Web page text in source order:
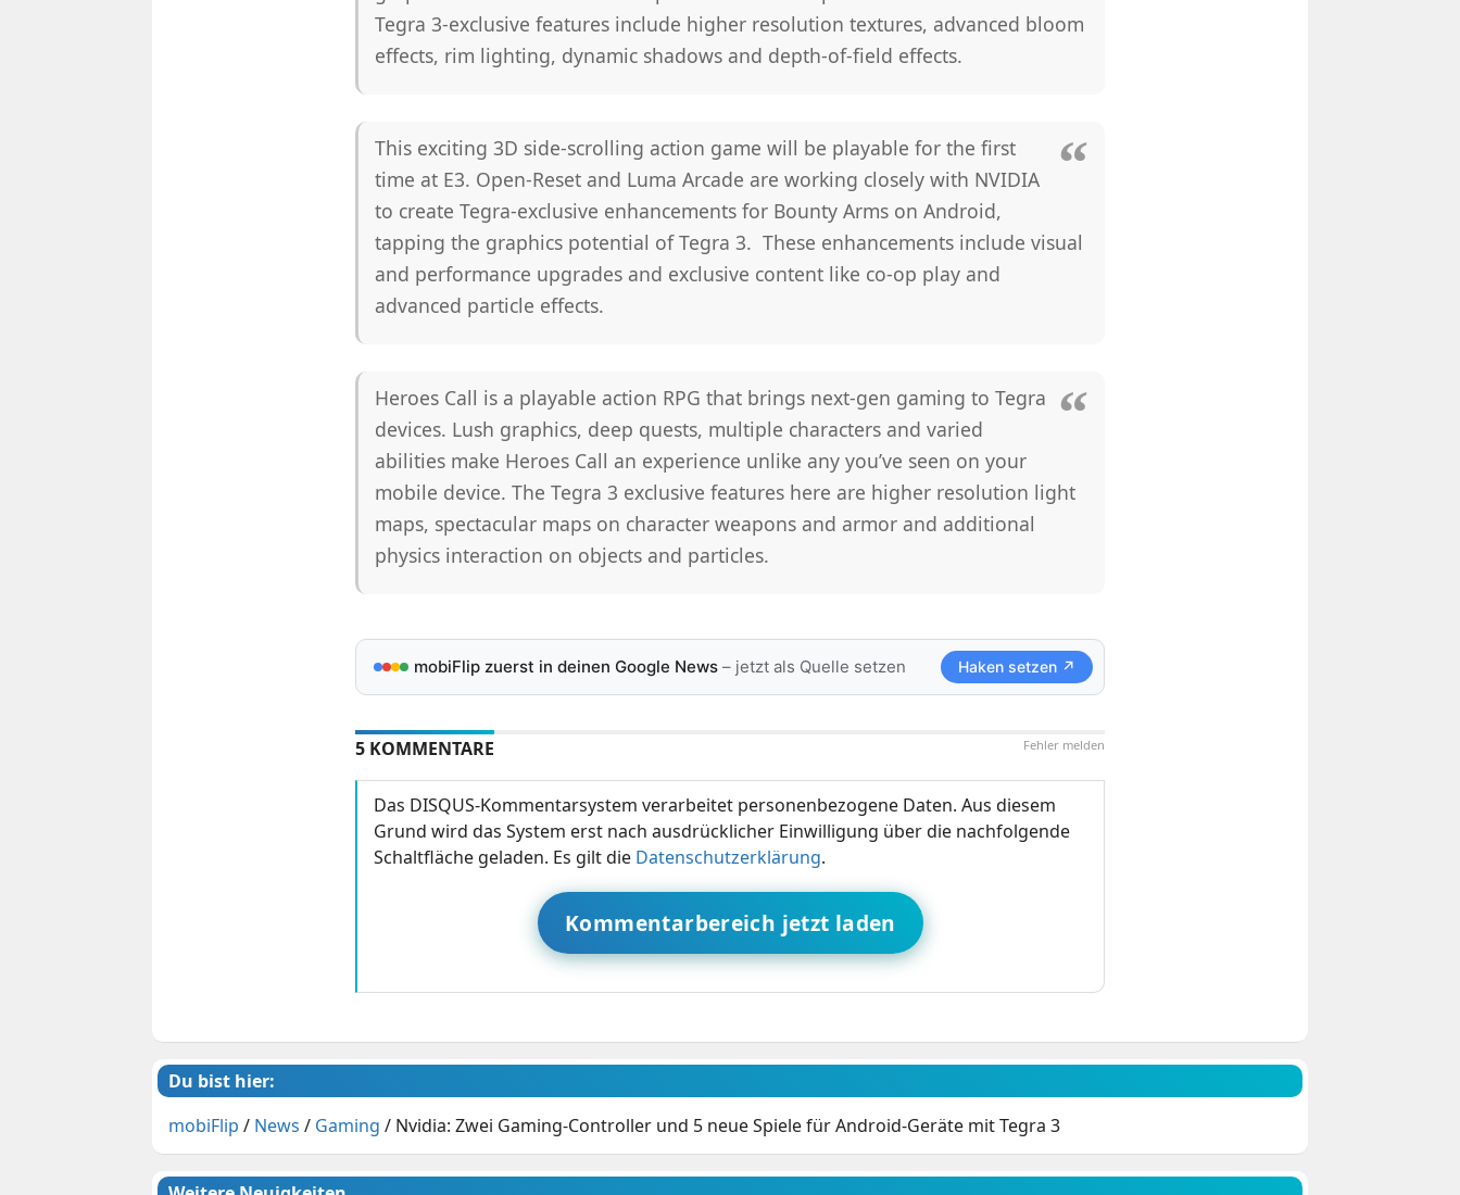
Tegra 3-exclusive features include higher resolution textures, advanced bloom
effects, rim lighting, dynamic shadows and depth-of-field effects.
This exciting 3D side-scrolling action game will be playable for the first
time at E3. Open-Reset and Luma Arcade are working closely with NVIDIA
to create Tegra-exclusive enhancements for Bounty Arms on Android,
tapping the graphics potential of Tegra 3. These enhancements include visual
and performance upgrades and exclusive content like co-op play and
advanced particle effects.
Heroes Call is a playable action RPG that brings next-gen gaming to Tegra
devices. Lush graphics, deep quests, multiple characters and varied
abilities make Heroes Call an experience unlike any you’ve seen on your
mobile device. The Tegra 3 exclusive features here are higher resolution light
maps, spectacular maps on character weapons and armor and additional
physics interaction on objects and particles.
mobiFlip zuerst in deinen Google News– jetzt als Quelle setzen Haken setzen ↗
Fehler melden
5 KOMMENTARE
Das DISQUS-Kommentarsystem verarbeitet personenbezogene Daten. Aus diesem
Grund wird das System erst nach ausdrücklicher Einwilligung über die nachfolgende
Schaltfläche geladen. Es gilt die Datenschutzerklärung.
Kommentarbereich jetzt laden
Du bist hier:
mobiFlip / News / Gaming / Nvidia: Zwei Gaming-Controller und 5 neue Spiele für Android-Geräte mit Tegra 3